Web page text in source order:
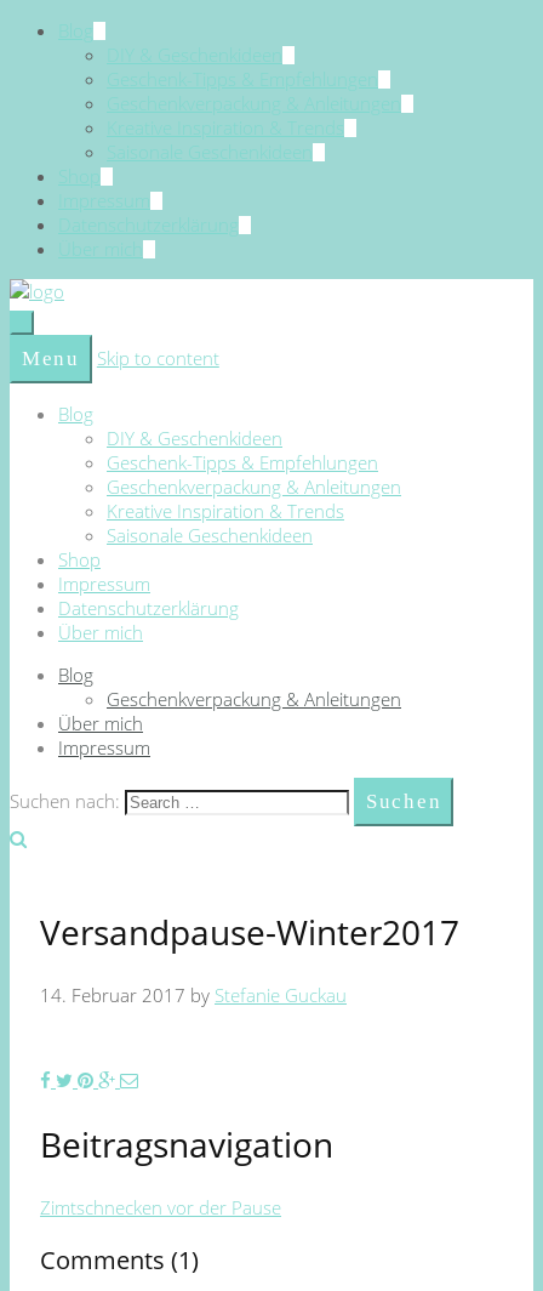
Blog
DIY & Geschenkideen
Geschenk-Tipps & Empfehlungen
Geschenkverpackung & Anleitungen
Kreative Inspiration & Trends
Saisonale Geschenkideen
Shop
Impressum
Datenschutzerklärung
Über mich
Menu Skip to content
Blog
DIY & Geschenkideen
Geschenk-Tipps & Empfehlungen
Geschenkverpackung & Anleitungen
Kreative Inspiration & Trends
Saisonale Geschenkideen
Shop
Impressum
Datenschutzerklärung
Über mich
Blog
Geschenkverpackung & Anleitungen
Über mich
Impressum
Suchen nach:
Versandpause-Winter2017
14. Februar 2017 by Stefanie Guckau
Beitragsnavigation
Zimtschnecken vor der Pause
Comments (1)